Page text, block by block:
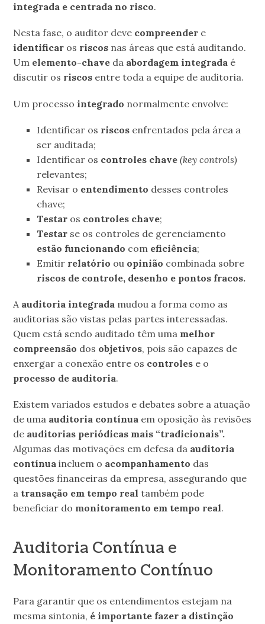
integrada e centrada no risco.
Nesta fase, o auditor deve compreender e
identificar os riscos nas áreas que está auditando.
Um elemento-chave da abordagem integrada é
discutir os riscos entre toda a equipe de auditoria.
Um processo integrado normalmente envolve:
Identificar os riscos enfrentados pela área a
ser auditada;
Identificar os controles chave (key controls)
relevantes;
Revisar o entendimento desses controles
chave;
Testar os controles chave;
Testar se os controles de gerenciamento
estão funcionando com eficiência;
Emitir relatório ou opinião combinada sobre
riscos de controle, desenho e pontos fracos.
A auditoria integrada mudou a forma como as
auditorias são vistas pelas partes interessadas.
Quem está sendo auditado têm uma melhor
compreensão dos objetivos, pois são capazes de
enxergar a conexão entre os controles e o
processo de auditoria.
Existem variados estudos e debates sobre a atuação
de uma auditoria contínua em oposição às revisões
de auditorias periódicas mais “tradicionais”.
Algumas das motivações em defesa da auditoria
contínua incluem o acompanhamento das
questões financeiras da empresa, assegurando que
a transação em tempo real também pode
beneficiar do monitoramento em tempo real.
Auditoria Contínua e
Monitoramento Contínuo
Para garantir que os entendimentos estejam na
mesma sintonia, é importante fazer a distinção